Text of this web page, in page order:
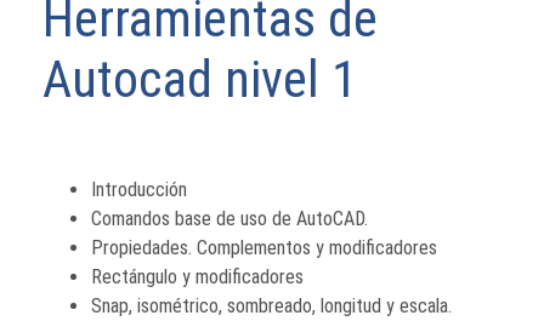
Herramientas de
Autocad nivel 1
Introducción
Comandos base de uso de AutoCAD.
Propiedades. Complementos y modificadores
Rectángulo y modificadores
Snap, isométrico, sombreado, longitud y escala.